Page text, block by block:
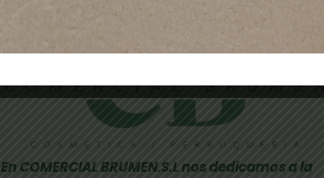
En COMERCIAL BRUMEN.S.L nos dedicamos a la